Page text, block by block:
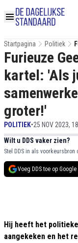
Startpagina Politiek
Furieuze
kartel: 'Als
groter!'
POLITIEK•25 NOV 2023,
Wilt u DDS vaker zien?
Stel DDS in als voorkeursbron
Voeg DDS toe op Google
Hij heeft het
aangekeken en het